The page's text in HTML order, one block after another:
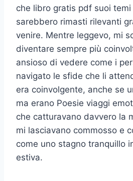
che libro gratis pdf suoi temi
sarebbero rimasti rilevanti
venire. Mentre leggevo, mi
diventare sempre più
ansioso di vedere come i
navigato le sfide che li
era coinvolgente, anche se
ma erano Poesie viaggi
che catturavano davvero la
mi lasciavano commosso e
come uno stagno tranquillo
estiva.